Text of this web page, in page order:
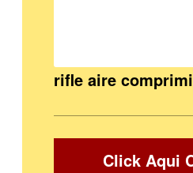
rifle aire
Click Aqui